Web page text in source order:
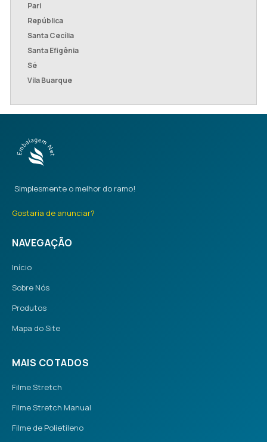
Pari
República
Santa Cecília
Santa Efigênia
Sé
Vila Buarque
Simplesmente o melhor do ramo!
Gostaria de anunciar?
NAVEGAÇÃO
Início
Sobre Nós
Produtos
Mapa do Site
MAIS COTADOS
Filme Stretch
Filme Stretch Manual
Filme de Polietileno